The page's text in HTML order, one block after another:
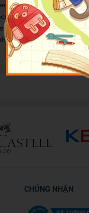
like his older brother,
children when they
more strength and
a girl, and lift boulders
CHỨNG NHẬN